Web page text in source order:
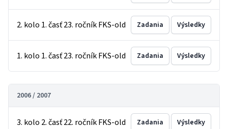
2. kolo 1. časť 23. ročník FKS-old Zadania Výsledky
1. kolo 1. časť 23. ročník FKS-old Zadania Výsledky
2006 / 2007
3. kolo 2. časť 22. ročník FKS-old Zadania Výsledky